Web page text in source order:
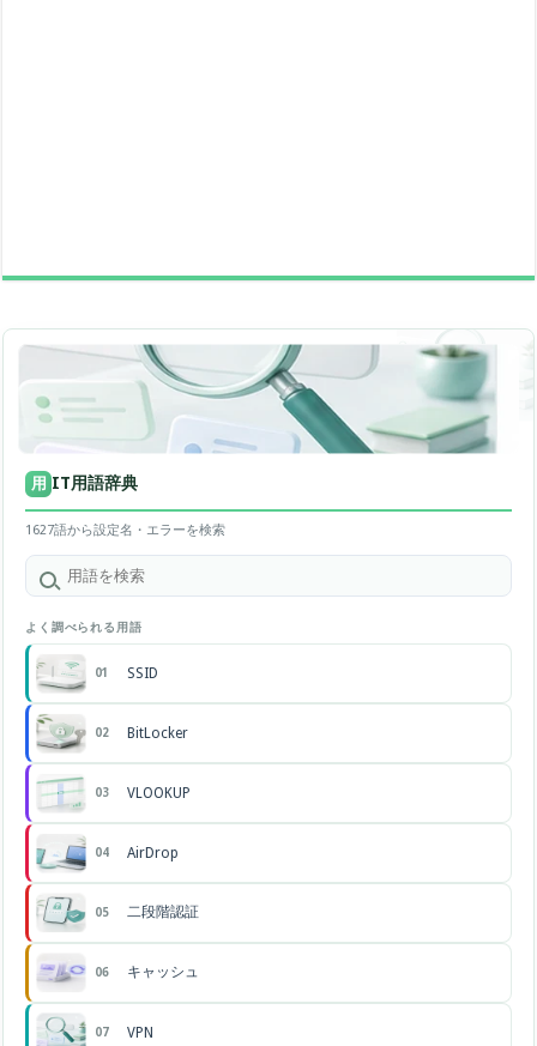
用 IT用語辞典
1627語から設定名・エラーを検索
よく調べられる用語
01 SSID
02 BitLocker
03 VLOOKUP
04 AirDrop
05 二段階認証
06 キャッシュ
07 VPN